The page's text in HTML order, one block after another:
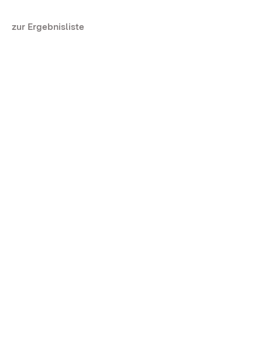
zur Ergebnisliste